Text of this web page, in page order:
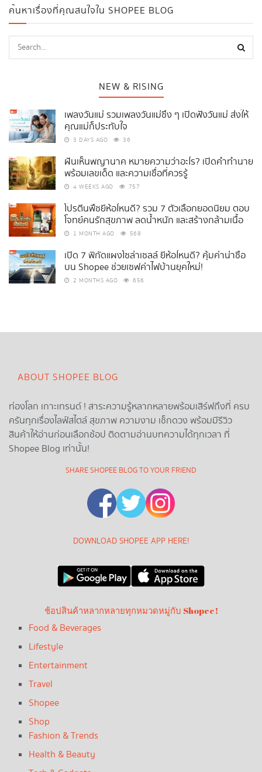
ค้นหาเรื่องที่คุณสนใจใน SHOPEE BLOG
NEW & RISING
เพลงวันแม่ รวมเพลงวันแม่ซึ้ง ๆ เปิดฟังวันแม่ ส่งให้
คุณแม่ก็ประทับใจ
3 DAYS AGO 36
ฝันเห็นพญานาค หมายความว่าอะไร? เปิดคำทำนาย
พร้อมเลขเด็ด และความเชื่อที่ควรรู้
4 WEEKS AGO 757
โปรตีนพืชยี่ห้อไหนดี? รวม 7 ตัวเลือกยอดนิยม ตอบ
โจทย์คนรักสุขภาพ ลดน้ำหนัก และสร้างกล้ามเนื้อ
1 MONTH AGO 568
เปิด 7 พิกัดแผงโซล่าเซลล์ ยี่ห้อไหนดี? คุ้มค่าน่าซื้อ
บน Shopee ช่วยเซฟค่าไฟบ้านยุคใหม่!
2 MONTHS AGO 656
ABOUT SHOPEE BLOG
ท่องโลก เกาะเทรนด์ ! สาระความรู้หลากหลายพร้อมเสิร์ฟถึงที่ ครบ
ครันทุกเรื่องไลฟ์สไตล์ สุขภาพ ความงาม เช็กดวง พร้อมมีรีวิว
สินค้าให้อ่านก่อนเลือกช้อป ติดตามอ่านบทความได้ทุกเวลา ที่
Shopee Blog เท่านั้น!
SHARE SHOPEE BLOG TO YOUR FRIEND
DOWNLOAD SHOPEE APP HERE!
ช้อปสินค้าหลากหลายทุกหมวดหมู่กับ Shopee!
Food & Beverages
Lifestyle
Entertainment
Travel
Shopee
Shop
Fashion & Trends
Health & Beauty